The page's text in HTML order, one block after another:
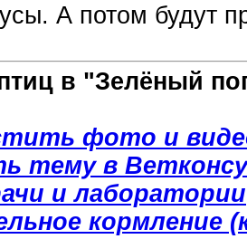
А потом будут
в "Зелёный
фото и
тему в
и лаборатории
кормление